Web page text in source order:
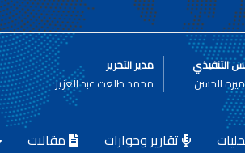
التنفيذي
الحسن
مدير التحرير
محمد طلعت عبد العزيز
تقارير وحوارات مقالات